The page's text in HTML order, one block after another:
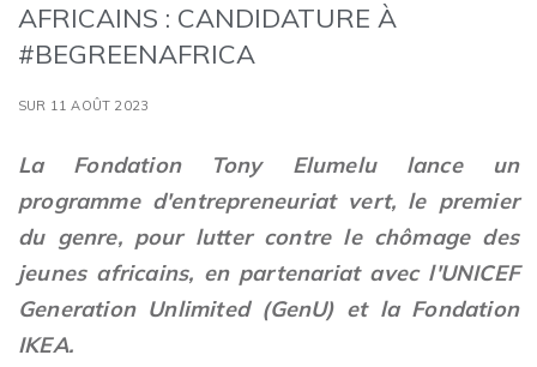
AFRICAINS : CANDIDATURE À
#BEGREENAFRICA
SUR 11 AOÛT 2023
La Fondation Tony Elumelu lance un
programme d'entrepreneuriat vert, le premier
du genre, pour lutter contre le chômage des
jeunes africains, en partenariat avec l'UNICEF
Generation Unlimited (GenU) et la Fondation
IKEA.